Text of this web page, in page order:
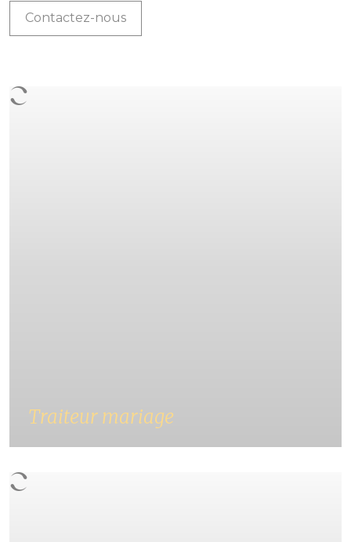
Contactez-nous
Traiteur mariage